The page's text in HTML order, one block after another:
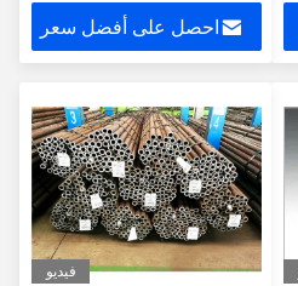
احصل على أفضل سعر
فيديو